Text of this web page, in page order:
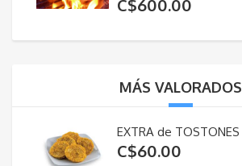
C$600.00
MÁS VALORADOS
EXTRA de TOSTONES
C$60.00